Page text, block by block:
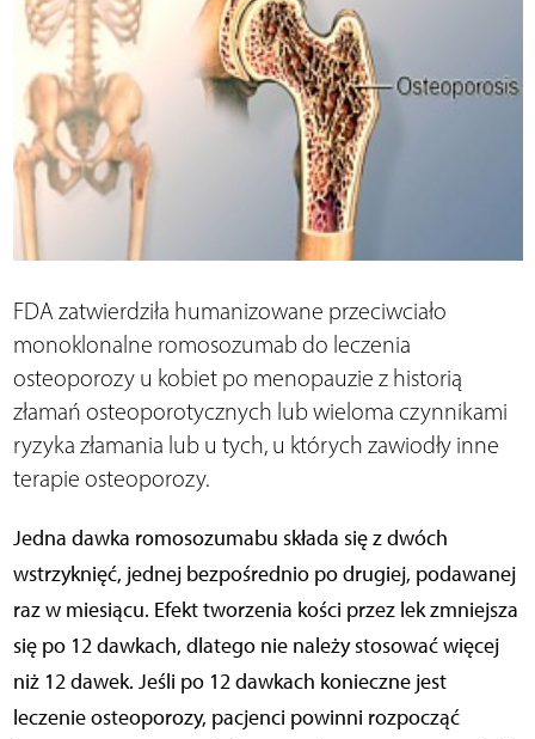
FDA zatwierdziła humanizowane przeciwciało
monoklonalne romosozumab do leczenia
osteoporozy u kobiet po menopauzie z historią
złamań osteoporotycznych lub wieloma czynnikami
ryzyka złamania lub u tych, u których zawiodły inne
terapie osteoporozy.
Jedna dawka romosozumabu składa się z dwóch
wstrzyknięć, jednej bezpośrednio po drugiej, podawanej
raz w miesiącu. Efekt tworzenia kości przez lek zmniejsza
się po 12 dawkach, dlatego nie należy stosować więcej
niż 12 dawek. Jeśli po 12 dawkach konieczne jest
leczenie osteoporozy, pacjenci powinni rozpocząć